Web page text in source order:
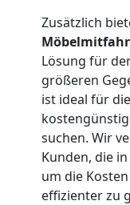
Zusätzlich
Lösung für
größeren
ist ideal für
suchen. Wir
Kunden, die
um die
effizienter zu